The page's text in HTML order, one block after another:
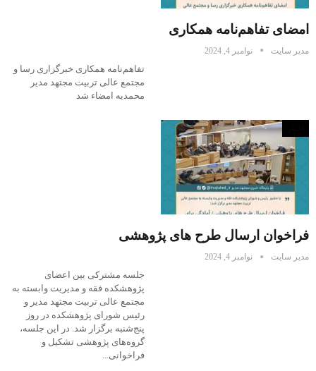
امضای تفاهم‌نامه همکاری
مدیر سایت نوامبر 4, 2024
تفاهم‌نامه همکاری خبرگزاری رسا و
مجتمع عالی تربیت مجتهد مدیر
محمدیه امضاء شد
فراخوان ارسال طرح های پژوهشی
مدیر سایت نوامبر 4, 2024
جلسه مشترکی بین اعضای
پژوهشکده فقه و مدیریت وابسته به
مجتمع عالی تربیت مجتهد مدیر و
رئیس شورای پژوهشکده در روز
پنج‌شنبه برگزار شد. در این جلسه،
گروه‌های پژوهشی تشکیل و
فراخوانی…